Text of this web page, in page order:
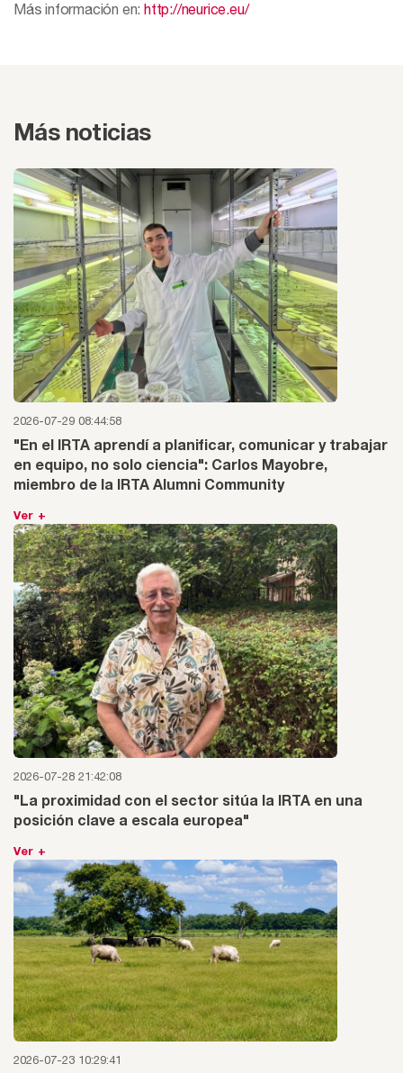
Más información en:http://neurice.eu/
Más noticias
2026-07-29 08:44:58
"En el IRTA aprendí a planificar, comunicar y trabajar
en equipo, no solo ciencia": Carlos Mayobre,
miembro de la IRTA Alumni Community
Ver +
2026-07-28 21:42:08
"La proximidad con el sector sitúa la IRTA en una
posición clave a escala europea"
Ver +
2026-07-23 10:29:41